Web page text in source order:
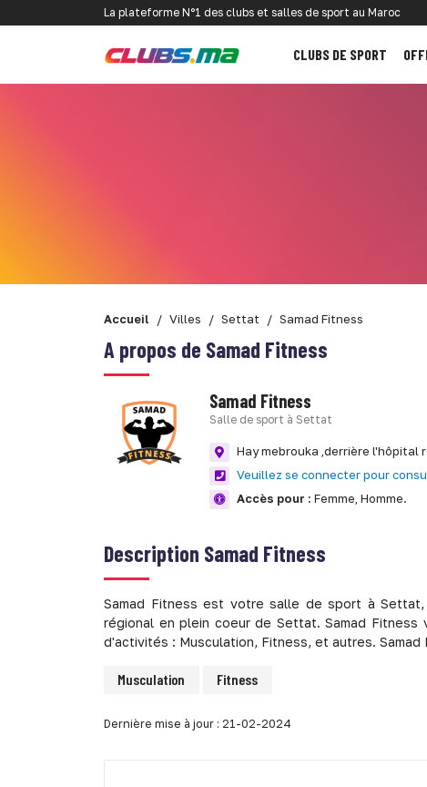
La plateforme N°1 des clubs et salles de sport au Maroc
CLUBS DE SPORT
Accueil Villes Settat Samad Fitness
A propos de Samad Fitness
Samad Fitness
Salle de sport à Settat
Hay mebrouka ,derrière l'hôpital
Veuillez se connecter pour
Accès pour : Femme, Homme.
Description Samad Fitness
Samad Fitness est votre salle de sport à
régional en plein coeur de Settat. Samad
d'activités : Musculation, Fitness, et autres.
Musculation Fitness
Dernière mise à jour : 21-02-2024